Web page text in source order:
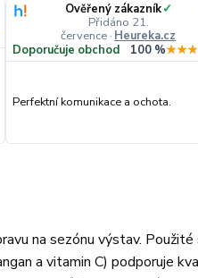
Ověřený zákazník✓
Přidáno 21.
července · Heureka.cz
Doporučuje obchod 100 %
Perfektní komunikace a ochota.
na sezónu výstav.
a vitamin C) podporuje